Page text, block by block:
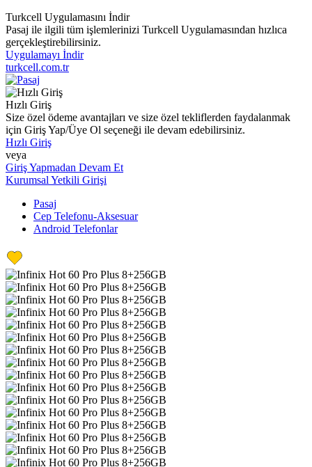
Turkcell Uygulamasını İndir
Pasaj ile ilgili tüm işlemlerinizi Turkcell Uygulamasından hızlıca
gerçekleştirebilirsiniz.
Uygulamayı İndir
turkcell.com.tr
Hızlı Giriş
Size özel ödeme avantajları ve size özel tekliflerden faydalanmak
için Giriş Yap/Üye Ol seçeneği ile devam edebilirsiniz.
Hızlı Giriş
veya
Giriş Yapmadan Devam Et
Kurumsal Yetkili Girişi
Pasaj
Cep Telefonu-Aksesuar
Android Telefonlar